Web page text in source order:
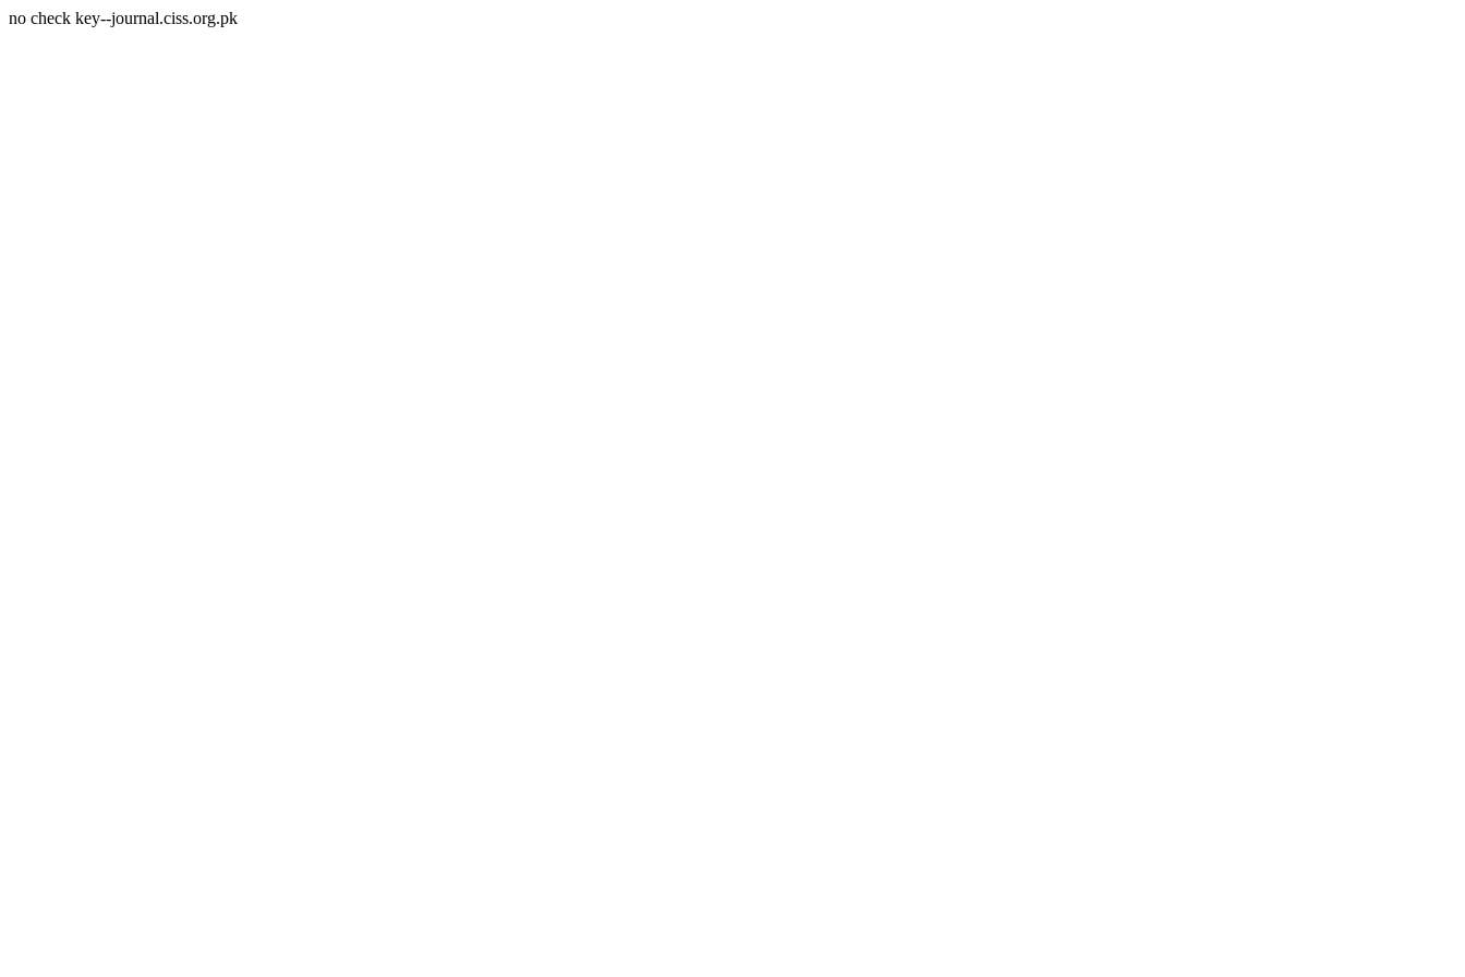
no check key--journal.ciss.org.pk